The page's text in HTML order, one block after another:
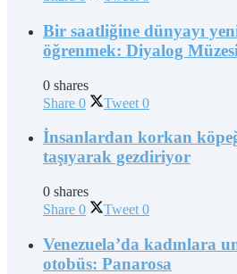
Bir saatliğine dünyayı
öğrenmek: Diyalog
0 shares
Share 0 Tweet 0
İnsanlardan korkan
taşıyarak gezdiriyor
0 shares
Share 0 Tweet 0
Venezuela’da kadınlara
otobüs: Panarosa